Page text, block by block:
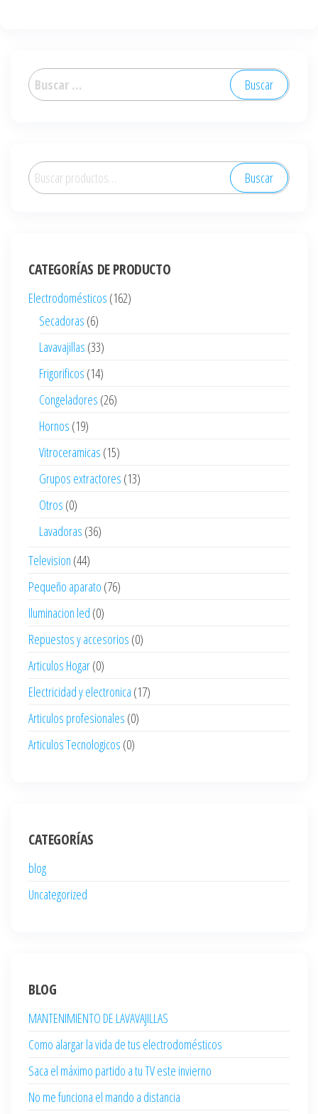
Buscar:
Buscar
por:
Buscar
CATEGORÍAS DE PRODUCTO
Electrodomésticos (162)
Secadoras (6)
Lavavajillas (33)
Frigorificos (14)
Congeladores (26)
Hornos (19)
Vitroceramicas (15)
Grupos extractores (13)
Otros (0)
Lavadoras (36)
Television (44)
Pequeño aparato (76)
Iluminacion led (0)
Repuestos y accesorios (0)
Articulos Hogar(0)
Electricidad y electronica (17)
Articulos profesionales (0)
Articulos Tecnologicos (0)
CATEGORÍAS
blog
Uncategorized
BLOG
MANTENIMIENTO DE LAVAVAJILLAS
Como alargar la vida de tus electrodomésticos
Saca el máximo partido a tu TV este invierno
No me funciona el mando a distancia